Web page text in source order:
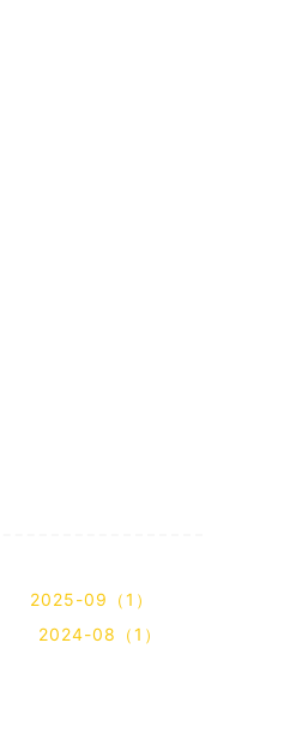
2025-09（1）
2024-08（1）